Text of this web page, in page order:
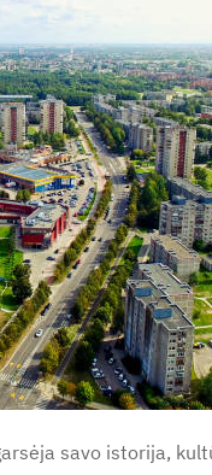
savo istorija,